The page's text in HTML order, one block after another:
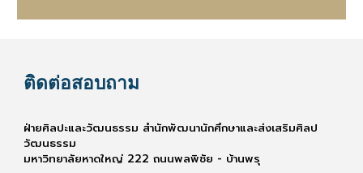
ติดต่อสอบถาม
ฝ่ายศิลปะและวัฒนธรรม สำนักพัฒนานักศึกษาและส่งเสริมศิลป
วัฒนธรรม
มหาวิทยาลัยหาดใหญ่ 222 ถนนพลพิชัย - บ้านพรุ